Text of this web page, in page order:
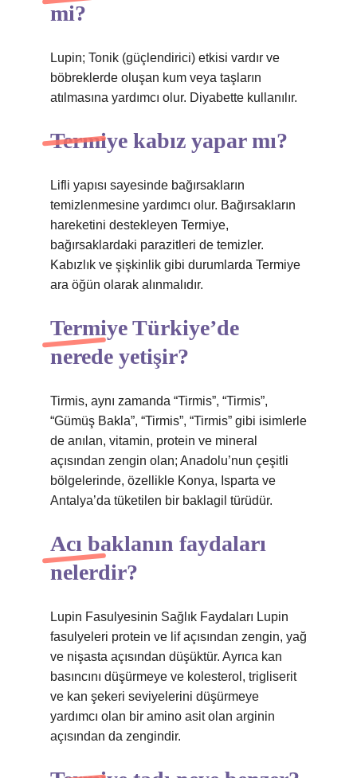
mi?
Lupin; Tonik (güçlendirici) etkisi vardır ve
böbreklerde oluşan kum veya taşların
atılmasına yardımcı olur. Diyabette kullanılır.
Termiye kabız yapar mı?
Lifli yapısı sayesinde bağırsakların
temizlenmesine yardımcı olur. Bağırsakların
hareketini destekleyen Termiye,
bağırsaklardaki parazitleri de temizler.
Kabızlık ve şişkinlik gibi durumlarda Termiye
ara öğün olarak alınmalıdır.
Termiye Türkiye’de
nerede yetişir?
Tirmis, aynı zamanda “Tirmis”, “Tirmis”,
“Gümüş Bakla”, “Tirmis”, “Tirmis” gibi isimlerle
de anılan, vitamin, protein ve mineral
açısından zengin olan; Anadolu’nun çeşitli
bölgelerinde, özellikle Konya, Isparta ve
Antalya’da tüketilen bir baklagil türüdür.
Acı baklanın faydaları
nelerdir?
Lupin Fasulyesinin Sağlık Faydaları Lupin
fasulyeleri protein ve lif açısından zengin, yağ
ve nişasta açısından düşüktür. Ayrıca kan
basıncını düşürmeye ve kolesterol, trigliserit
ve kan şekeri seviyelerini düşürmeye
yardımcı olan bir amino asit olan arginin
açısından da zengindir.